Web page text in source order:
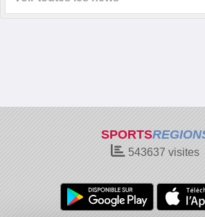
SPORTS
543637 visites